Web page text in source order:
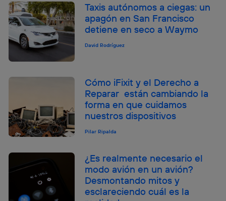
Taxis autónomos a ciegas: un
apagón en San Francisco
detiene en seco a Waymo
David Rodríguez
Cómo iFixit y el Derecho a
Reparar están cambiando la
forma en que cuidamos
nuestros dispositivos
Pilar Ripalda
¿Es realmente necesario el
modo avión en un avión?
Desmontando mitos y
esclareciendo cuál es la